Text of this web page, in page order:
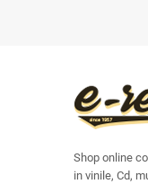
Shop online
in vinile, Cd,